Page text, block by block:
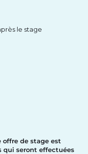
le stage
offre de stage est
qui seront effectuées